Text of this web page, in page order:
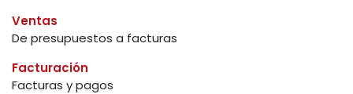
Ventas
De presupuestos a facturas
Facturación
Facturas y pagos